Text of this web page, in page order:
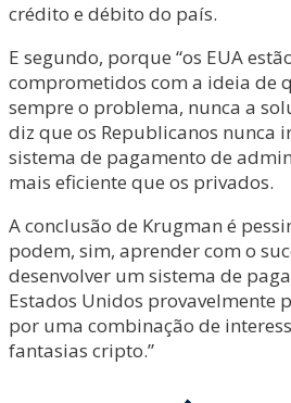
crédito e débito do país.
E segundo, porque “os EUA
comprometidos com a ideia de
sempre o problema, nunca a
diz que os Republicanos nunca
sistema de pagamento de
mais eficiente que os privados.
A conclusão de Krugman é
podem, sim, aprender com o
desenvolver um sistema de
Estados Unidos provavelmente
por uma combinação de
fantasias cripto.”